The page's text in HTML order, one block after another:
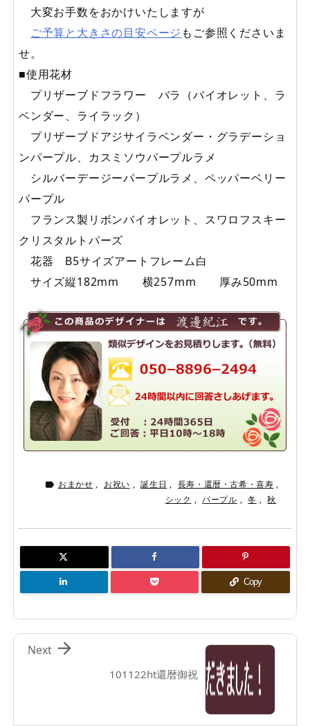
大変お手数をおかけいたしますが
ご予算と大きさの目安ページ もご参照くださいま
せ。
■使用花材
プリザーブドフラワー バラ（バイオレット、ラ
ベンダー、ライラック）
プリザーブドアジサイラベンダー・グラデーショ
ンパープル、カスミソウパープルラメ
シルバーデージーパープルラメ、ペッパーベリー
パープル
フランス製リボンバイオレット、スワロフスキー
クリスタルトパーズ
花器 B5サイズアートフレーム白
サイズ縦182mm 横257mm 厚み50mm
 おまかせ , お祝い , 誕生日 , 長寿・還暦・古希・喜寿 ,
シック , パープル , 冬 , 秋
Copy
101122ht還暦御祝

Next